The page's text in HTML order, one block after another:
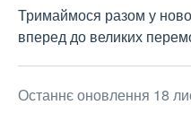
Тримаймося разом у
вперед до великих
Останнє оновлення 18